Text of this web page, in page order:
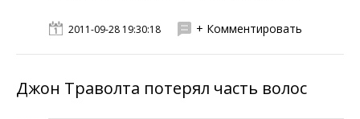
2011-09-28 19:30:18 + Комментировать
Джон Траволта потерял часть волос